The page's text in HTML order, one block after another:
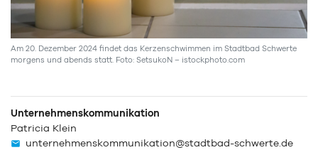
Am 20. Dezember 2024 findet das Kerzenschwimmen im Stadtbad Schwerte
morgens und abends statt. Foto: SetsukoN – istockphoto.com
Unternehmenskommunikation
Patricia Klein
unternehmenskommunikation@stadtbad-schwerte.de